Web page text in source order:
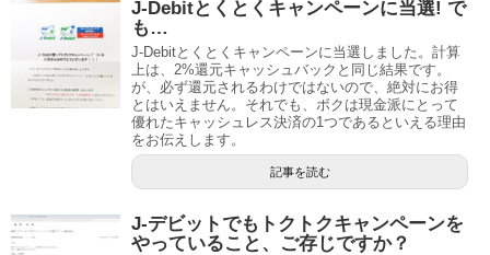
J-Debitとくとくキャンペーンに当選! で
も…
J-Debitとくとくキャンペーンに当選しました。計算
上は、2%還元キャッシュバックと同じ結果です。
が、必ず還元されるわけではないので、絶対にお得
とはいえません。それでも、ボクは現金派にとって
優れたキャッシュレス決済の1つであるといえる理由
をお伝えします。
記事を読む
J-デビットでもトクトクキャンペーンを
やっていること、ご存じですか？